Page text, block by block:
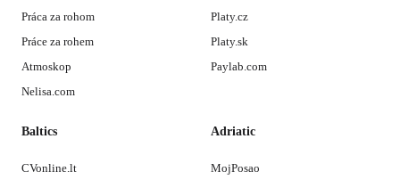
Práca za rohom
Práce za rohem
Atmoskop
Nelisa.com
Platy.cz
Platy.sk
Paylab.com
Baltics
CVonline.lt
Adriatic
MojPosao